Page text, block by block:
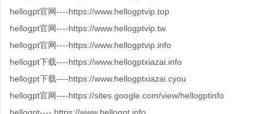
hellogpt官网----https://www.hellogptvip.top
hellogpt官网----https://www.hellogptvip.tw
hellogpt官网----https://www.hellogptvip.info
hellogpt下载----https://www.hellogptxiazai.info
hellogpt下载----https://www.hellogptxiazai.cyou
hellogpt官网----https://sites.google.com/view/hellogptinfo
hellogpt---- https://www.hellogpt.info